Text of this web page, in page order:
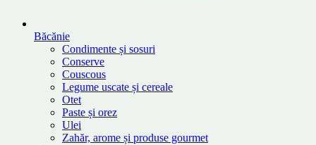
Băcănie
Condimente și sosuri
Conserve
Couscous
Legume uscate și cereale
Otet
Paste și orez
Ulei
Zahăr, arome și produse gourmet